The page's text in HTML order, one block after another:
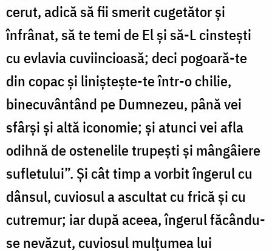
cerut, adică să fii smerit cugetător și
înfrânat, să te temi de El și să-L cinstești
cu evlavia cuviincioasă; deci pogoară-te
din copac și liniștește-te într-o chilie,
binecuvântând pe Dumnezeu, până vei
sfârși și altă iconomie; și atunci vei afla
odihnă de ostenelile trupești și mângâiere
sufletului”. Și cât timp a vorbit îngerul cu
dânsul, cuviosul a ascultat cu frică și cu
cutremur; iar după aceea, îngerul făcându-
se nevăzut, cuviosul mulțumea lui